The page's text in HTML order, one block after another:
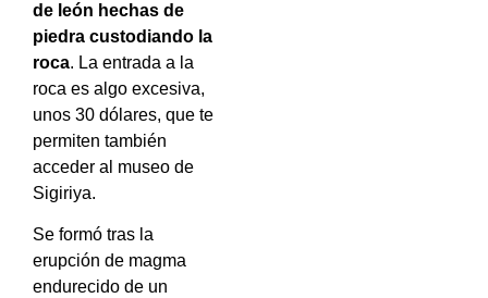
de león hechas de
piedra custodiando la
roca. La entrada a la
roca es algo excesiva,
unos 30 dólares, que te
permiten también
acceder al museo de
Sigiriya.
Se formó tras la
erupción de magma
endurecido de un